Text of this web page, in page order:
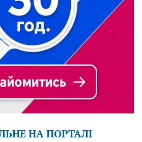
НА ПОРТАЛІ